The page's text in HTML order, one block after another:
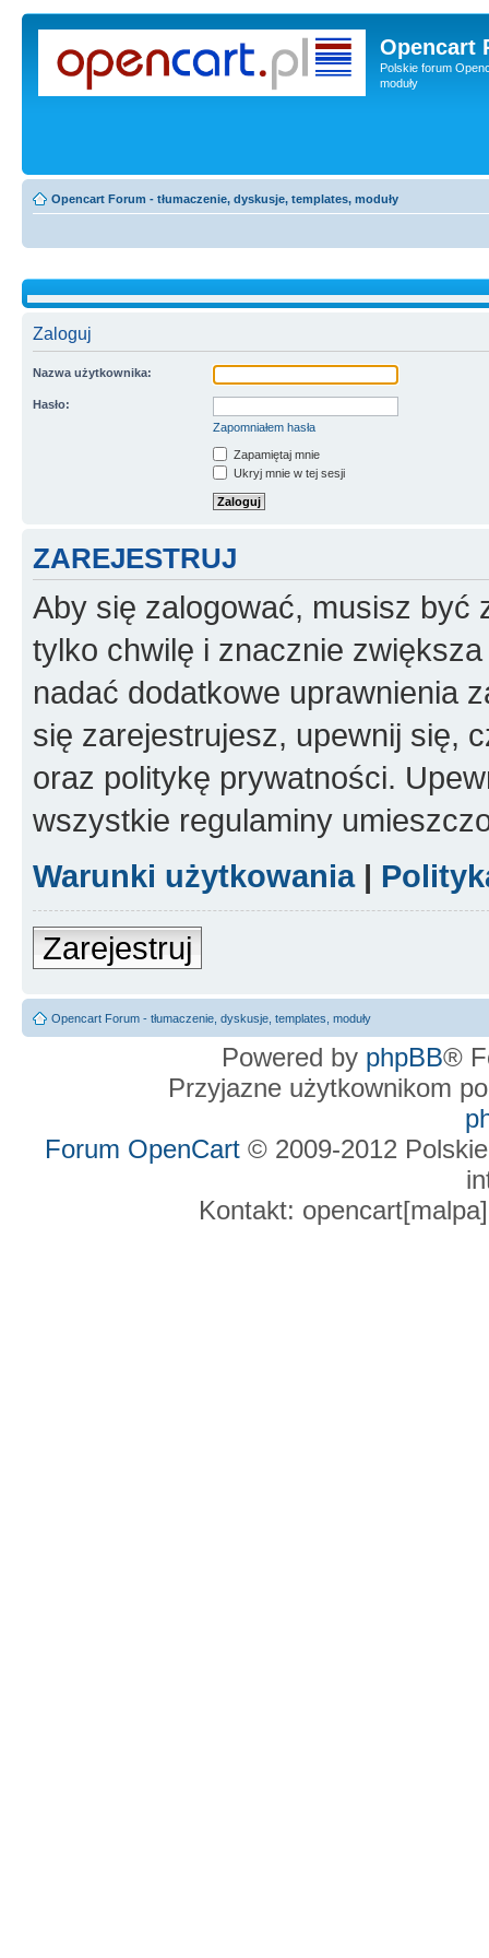
Opencart
Polskie forum
moduły
Opencart Forum - tłumaczenie, dyskusje, templates, moduły
Zaloguj
Nazwa użytkownika:
Hasło:
Zapomniałem hasła
Zapamiętaj mnie
Ukryj mnie w tej sesji
ZAREJESTRUJ
Aby się zalogować, musisz być
tylko chwilę i znacznie
nadać dodatkowe uprawnienia
się zarejestrujesz, upewnij się,
oraz politykę prywatności.
wszystkie regulaminy
Warunki użytkowania|
Zarejestruj
Opencart Forum - tłumaczenie, dyskusje, templates, moduły
Powered by phpBB®
Przyjazne użytkownikom
Forum OpenCart © 2009-2012
Kontakt: